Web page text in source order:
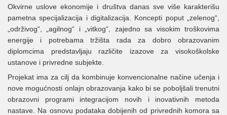
Okvirne uslove ekonomije i društva danas sve više karakterišu
pametna specijalizacija i digitalizacija. Koncepti poput „zelenog“,
„održivog“, „agilnog“ i „vitkog“, zajedno sa visokim troškovima
energije i potrebama tržišta rada za dobro obrazovanim
diplomcima predstavljaju različite izazove za visokoškolske
ustanove i privredne subjekte.
Projekat ima za cilj da kombinuje konvencionalne načine učenja i
nove mogućnosti onlajn obrazovanja kako bi se poboljšali trenutni
obrazovni programi integracijom novih i inovativnih metoda
nastave. Na osnovu podataka dobijenih od privrednih komora sa